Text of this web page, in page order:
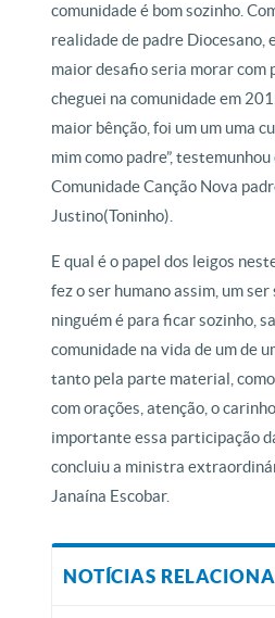
comunidade é bom sozinho.
realidade de padre Diocesano,
maior desafio seria morar com
cheguei na comunidade em
maior bênção, foi um um uma
mim como padre”,
Comunidade Canção Nova
Justino(Toninho).
E qual é o papel dos leigos
fez o ser humano assim, um ser
ninguém é para ficar sozinho,
comunidade na vida de um de
tanto pela parte material,
com orações, atenção, o
importante essa participação
concluiu a ministra
Janaína Escobar.
NOTÍCIAS